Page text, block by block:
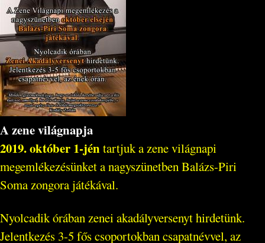
A zene világnapja
2019. október 1-jéntartjuk a zene világnapi
megemlékezésünket a nagyszünetben Balázs-Piri
Soma zongora játékával.
Nyolcadik órában zenei akadályversenyt hirdetünk.
Jelentkezés 3-5 fős csoportokban csapatnévvel, az